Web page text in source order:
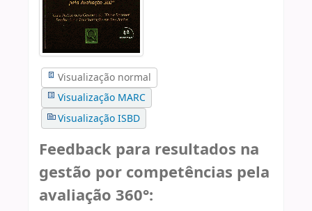
Visualização normal
Visualização MARC
Visualização ISBD
Feedback para resultados na
gestão por competências pela
avaliação 360°: